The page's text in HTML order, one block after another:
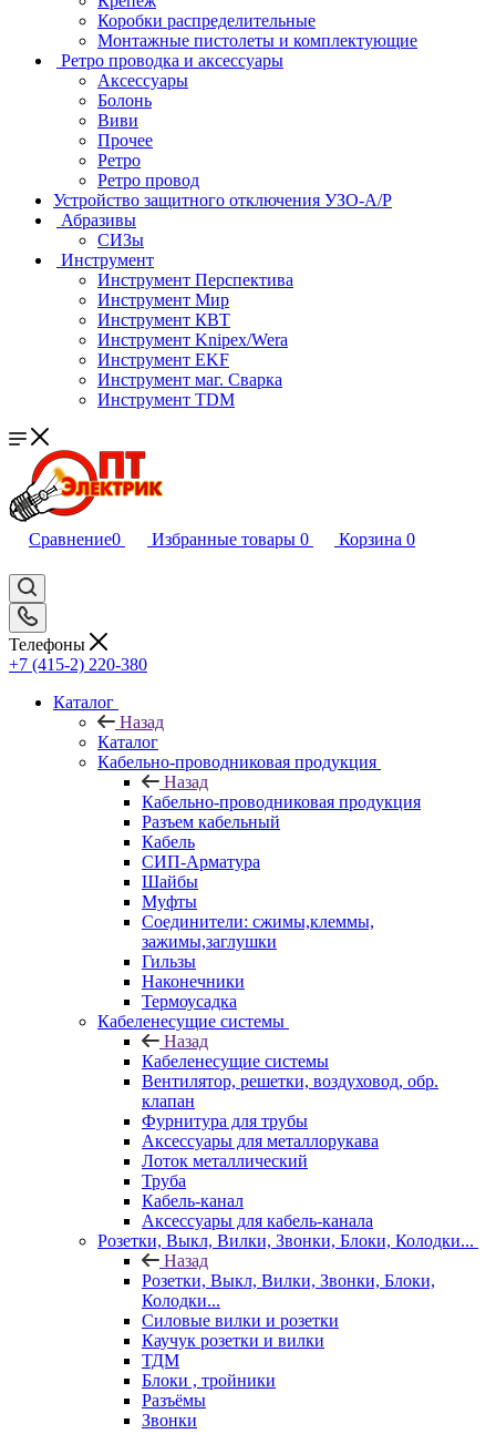
Коробки распределительные
Монтажные пистолеты и комплектующие
Ретро проводка и аксессуары
Аксессуары
Болонь
Виви
Прочее
Ретро
Ретро провод
Устройство защитного отключения УЗО-А/Р
Абразивы
СИЗы
Инструмент
Инструмент Перспектива
Инструмент Мир
Инструмент КВТ
Инструмент Knipex/Wera
Инструмент EKF
Инструмент маг. Сварка
Инструмент TDM
Сравнение0 Избранные товары 0 Корзина 0
Телефоны
+7 (415-2) 220-380
Каталог
Назад
Каталог
Кабельно-проводниковая продукция
Назад
Кабельно-проводниковая продукция
Разъем кабельный
Кабель
СИП-Арматура
Шайбы
Муфты
Соединители: сжимы,клеммы,
зажимы,заглушки
Гильзы
Наконечники
Термоусадка
Кабеленесущие системы
Назад
Кабеленесущие системы
Вентилятор, решетки, воздуховод, обр.
клапан
Фурнитура для трубы
Аксессуары для металлорукава
Лоток металлический
Труба
Кабель-канал
Аксессуары для кабель-канала
Розетки, Выкл, Вилки, Звонки, Блоки, Колодки...
Назад
Розетки, Выкл, Вилки, Звонки, Блоки,
Колодки...
Силовые вилки и розетки
Каучук розетки и вилки
ТДМ
Блоки , тройники
Разъёмы
Звонки